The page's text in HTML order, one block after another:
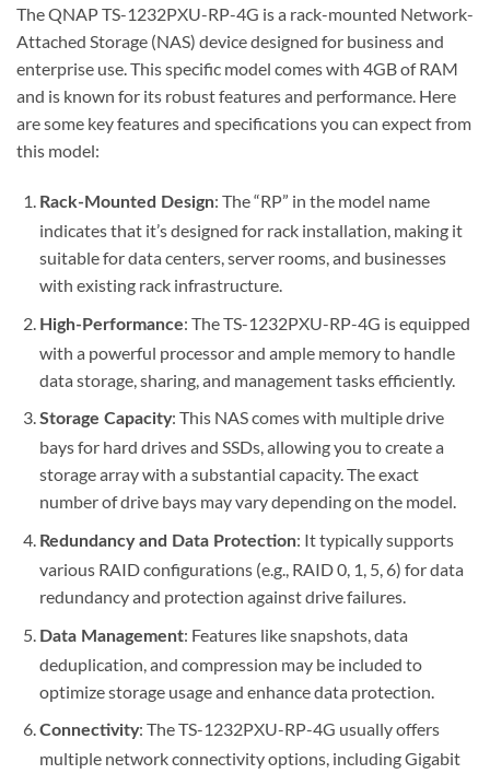
The QNAP TS-1232PXU-RP-4G is a rack-mounted Network-
Attached Storage (NAS) device designed for business and
enterprise use. This specific model comes with 4GB of RAM
and is known for its robust features and performance. Here
are some key features and specifications you can expect from
this model:
Rack-Mounted Design: The “RP” in the model name
indicates that it’s designed for rack installation, making it
suitable for data centers, server rooms, and businesses
with existing rack infrastructure.
High-Performance: The TS-1232PXU-RP-4G is equipped
with a powerful processor and ample memory to handle
data storage, sharing, and management tasks efficiently.
Storage Capacity: This NAS comes with multiple drive
bays for hard drives and SSDs, allowing you to create a
storage array with a substantial capacity. The exact
number of drive bays may vary depending on the model.
Redundancy and Data Protection: It typically supports
various RAID configurations (e.g., RAID 0, 1, 5, 6) for data
redundancy and protection against drive failures.
Data Management: Features like snapshots, data
deduplication, and compression may be included to
optimize storage usage and enhance data protection.
Connectivity: The TS-1232PXU-RP-4G usually offers
multiple network connectivity options, including Gigabit